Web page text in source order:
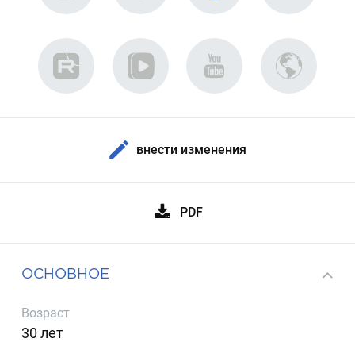
внести изменения
PDF
ОСНОВНОЕ
Возраст
30 лет